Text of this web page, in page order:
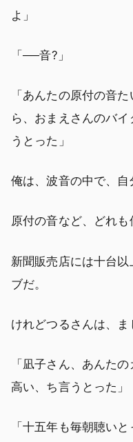
よ」
「──音?」
「あんたの原付の音
ら、おまえさんのバ
うとった」
俺は、波音の中で、自
原付の音など、どれも
新聞販売店には十台
ブだ。
けれどつるさんは、ま
「凪子さん、あんた
高い、ち言うとった」
「十五年も毎朝聴い